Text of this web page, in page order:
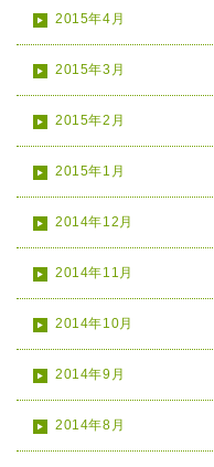
2015年4月
2015年3月
2015年2月
2015年1月
2014年12月
2014年11月
2014年10月
2014年9月
2014年8月